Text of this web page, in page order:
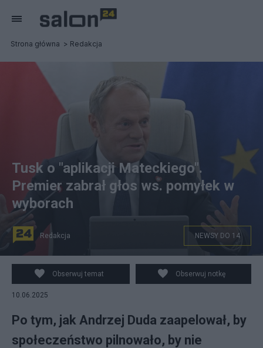
Strona główna Redakcja
Tusk o "aplikacji Mateckiego".
Premier zabrał głos ws. pomyłek w
wyborach
Redakcja NEWSY DO 14
Obserwuj temat Obserwuj notkę
10.06.2025
Po tym, jak Andrzej Duda zaapelował, by
społeczeństwo pilnowało, by nie